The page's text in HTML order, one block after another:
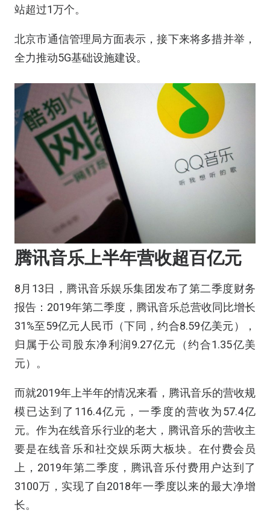
站超过1万个。
北京市通信管理局方面表示，接下来将多措并举，
全力推动5G基础设施建设。
腾讯音乐上半年营收超百亿元
8月13日， 腾讯音乐娱乐集团发布了第二季度财务
报告：2019年第二季度，腾讯音乐总营收同比增长
31%至59亿元人民币（下同，约合8.59亿美元），
归属于公司股东净利润9.27亿元（约合1.35亿美
元）。
而就2019年上半年的情况来看，腾讯音乐的营收规
模已达到了116.4亿元，一季度的营收为57.4亿
元。作为在线音乐行业的老大，腾讯音乐的营收主
要是在线音乐和社交娱乐两大板块。在付费会员
上，2019年第二季度，腾讯音乐付费用户达到了
3100万，实现了自2018年一季度以来的最大净增
长。